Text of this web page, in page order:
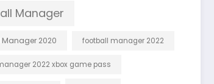
Manager
2020 football manager 2022
2022 xbox game pass